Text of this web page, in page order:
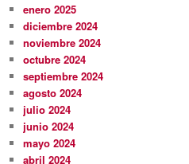
enero 2025
diciembre 2024
noviembre 2024
octubre 2024
septiembre 2024
agosto 2024
julio 2024
junio 2024
mayo 2024
abril 2024